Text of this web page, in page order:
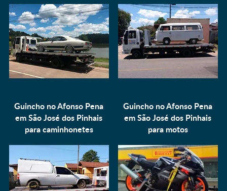
Guincho no Afonso Pena
em São José dos Pinhais
paracaminhonetes
Guincho no Afonso Pena
em São José dos Pinhais
para motos